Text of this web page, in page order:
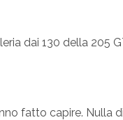
dai 130 della 205
fatto capire. Nulla